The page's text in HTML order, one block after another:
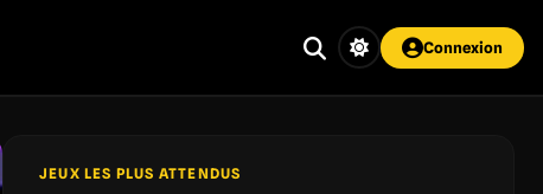
Connexion
JEUX LES PLUS ATTENDUS